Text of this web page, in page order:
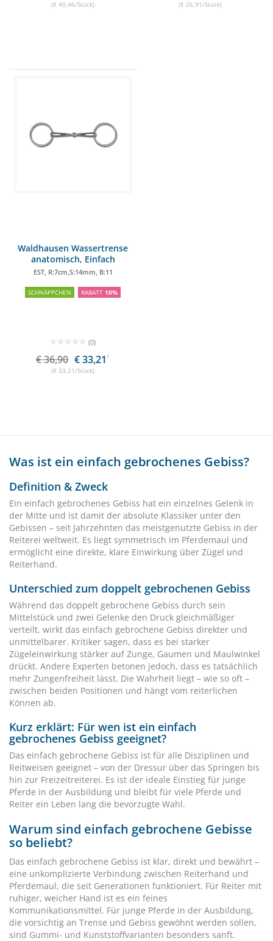
(€ 40,46/Stück) (€ 26,91/Stück)
Waldhausen Wassertrense
anatomisch, Einfach
gebrochen
EST, R:7cm,S:14mm, B:11
SCHNÄPPCHEN RABATT 10%
(0)
€ 36,90 € 33,21 1
(€ 33,21/Stück)
Was ist ein einfach gebrochenes Gebiss?
Definition & Zweck
Ein einfach gebrochenes Gebiss hat ein einzelnes Gelenk in
der Mitte und ist damit der absolute Klassiker unter den
Gebissen – seit Jahrzehnten das meistgenutzte Gebiss in der
Reiterei weltweit. Es liegt symmetrisch im Pferdemaul und
ermöglicht eine direkte, klare Einwirkung über Zügel und
Reiterhand.
Unterschied zum doppelt gebrochenen Gebiss
Während das doppelt gebrochene Gebiss durch sein
Mittelstück und zwei Gelenke den Druck gleichmäßiger
verteilt, wirkt das einfach gebrochene Gebiss direkter und
unmittelbarer. Kritiker sagen, dass es bei starker
Zügeleinwirkung stärker auf Zunge, Gaumen und Maulwinkel
drückt. Andere Experten betonen jedoch, dass es tatsächlich
mehr Zungenfreiheit lässt. Die Wahrheit liegt – wie so oft –
zwischen beiden Positionen und hängt vom reiterlichen
Können ab.
Kurz erklärt: Für wen ist ein einfach
gebrochenes Gebiss geeignet?
Das einfach gebrochene Gebiss ist für alle Disziplinen und
Reitweisen geeignet – von der Dressur über das Springen bis
hin zur Freizeitreiterei. Es ist der ideale Einstieg für junge
Pferde in der Ausbildung und bleibt für viele Pferde und
Reiter ein Leben lang die bevorzugte Wahl.
Warum sind einfach gebrochene Gebisse
so beliebt?
Das einfach gebrochene Gebiss ist klar, direkt und bewährt –
eine unkomplizierte Verbindung zwischen Reiterhand und
Pferdemaul, die seit Generationen funktioniert. Für Reiter mit
ruhiger, weicher Hand ist es ein feines
Kommunikationsmittel. Für junge Pferde in der Ausbildung,
die vorsichtig an Trense und Gebiss gewöhnt werden sollen,
sind Gummi- und Kunststoffvarianten besonders sanft.